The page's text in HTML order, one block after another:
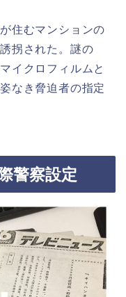
住むマンションの
拐された。謎の
イクロフィルムと
なき脅迫者の指定
警察設定